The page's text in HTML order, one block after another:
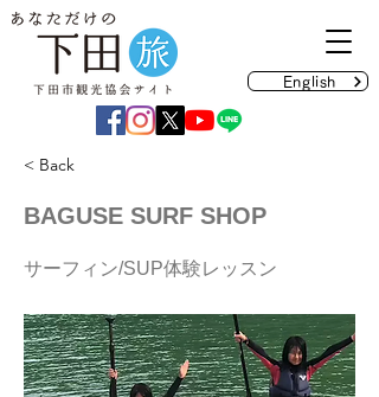
English
< Back
BAGUSE SURF SHOP
サーフィン/SUP体験レッスン